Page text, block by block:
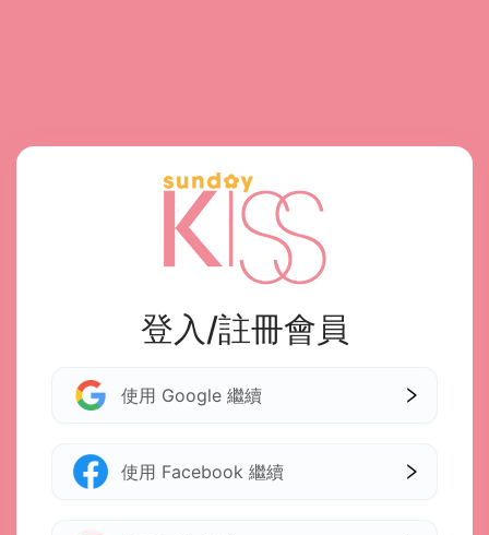
登入/註冊會員
使用 Google 繼續
使用 Facebook 繼續